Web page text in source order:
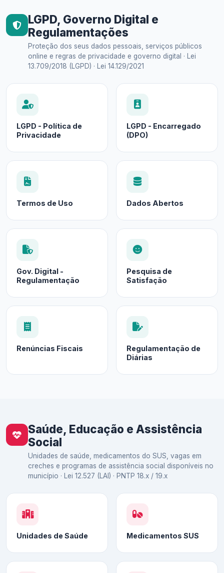
LGPD, Governo Digital e
Regulamentações
Proteção dos seus dados pessoais, serviços públicos
online e regras de privacidade e governo digital · Lei
13.709/2018 (LGPD) · Lei 14.129/2021
LGPD - Política de
Privacidade
LGPD - Encarregado
(DPO)
Termos de Uso Dados Abertos
Gov. Digital -
Regulamentação
Pesquisa de
Satisfação
Renúncias Fiscais
Regulamentação de
Diárias
Saúde, Educação e Assistência
Social
Unidades de saúde, medicamentos do SUS, vagas em
creches e programas de assistência social disponíveis no
município · Lei 12.527 (LAI) · PNTP 18.x / 19.x
Unidades de Saúde Medicamentos SUS